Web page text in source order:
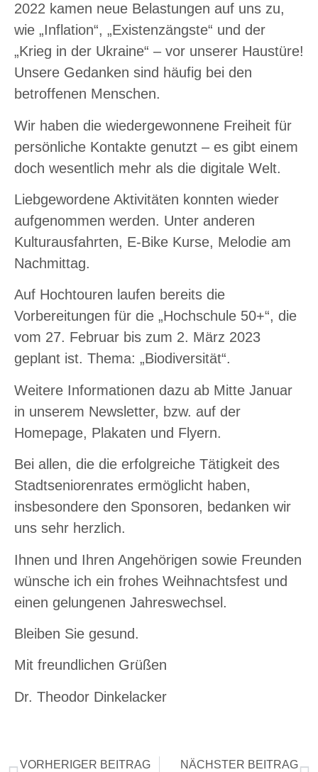
2022 kamen neue Belastungen auf uns zu,
wie „Inflation“, „Existenzängste“ und der
„Krieg in der Ukraine“ – vor unserer Haustüre!
Unsere Gedanken sind häufig bei den
betroffenen Menschen.
Wir haben die wiedergewonnene Freiheit für
persönliche Kontakte genutzt – es gibt einem
doch wesentlich mehr als die digitale Welt.
Liebgewordene Aktivitäten konnten wieder
aufgenommen werden. Unter anderen
Kulturausfahrten, E-Bike Kurse, Melodie am
Nachmittag.
Auf Hochtouren laufen bereits die
Vorbereitungen für die „Hochschule 50+“, die
vom 27. Februar bis zum 2. März 2023
geplant ist. Thema: „Biodiversität“.
Weitere Informationen dazu ab Mitte Januar
in unserem Newsletter, bzw. auf der
Homepage, Plakaten und Flyern.
Bei allen, die die erfolgreiche Tätigkeit des
Stadtseniorenrates ermöglicht haben,
insbesondere den Sponsoren, bedanken wir
uns sehr herzlich.
Ihnen und Ihren Angehörigen sowie Freunden
wünsche ich ein frohes Weihnachtsfest und
einen gelungenen Jahreswechsel.
Bleiben Sie gesund.
Mit freundlichen Grüßen
Dr. Theodor Dinkelacker
VORHERIGER BEITRAG NÄCHSTER BEITRAG